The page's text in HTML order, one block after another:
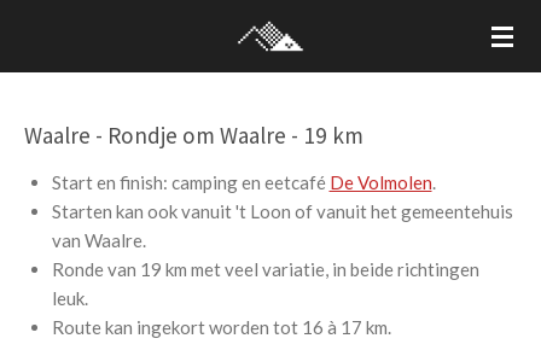
hoofdinhoud
Waalre - Rondje om Waalre - 19 km
Start en finish: camping en eetcafé De Volmolen.
Starten kan ook vanuit 't Loon of vanuit het gemeentehuis
van Waalre.
Ronde van 19 km met veel variatie, in beide richtingen
leuk.
Route kan ingekort worden tot 16 à 17 km.